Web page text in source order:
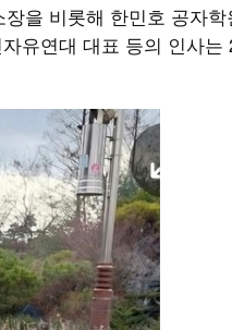
을 비롯해 한민호 공자
유연대 대표 등의 인사는